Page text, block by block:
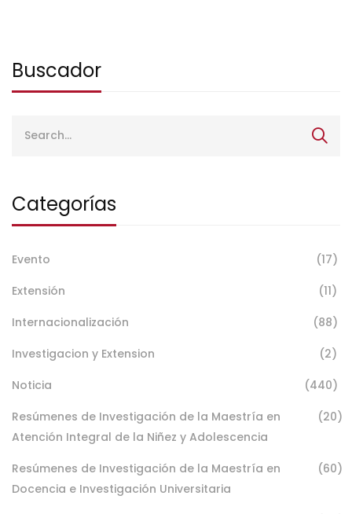
Buscador
Categorías
Evento
(17)
Extensión
(11)
Internacionalización
(88)
Investigacion y Extension
(2)
Noticia
(440)
Resúmenes de Investigación de la Maestría en
Atención Integral de la Niñez y Adolescencia
(20)
Resúmenes de Investigación de la Maestría en
Docencia e Investigación Universitaria
(60)